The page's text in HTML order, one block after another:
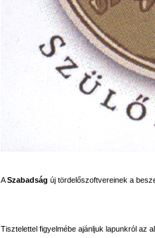
ASzabadság új tördelőszoftvereinek a
Tisztelettel figyelmébe ajánljuk lapunkról az